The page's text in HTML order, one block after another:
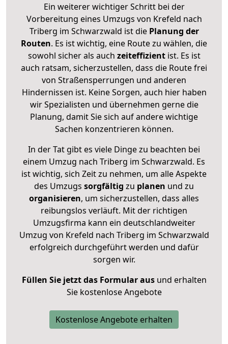
Ein weiterer wichtiger Schritt bei der
Vorbereitung eines Umzugs von Krefeld nach
Triberg im Schwarzwald ist diePlanung der
Routen. Es ist wichtig, eine Route zu wählen, die
sowohl sicher als auch zeiteffizientist. Es ist
auch ratsam, sicherzustellen, dass die Route frei
von Straßensperrungen und anderen
Hindernissen ist. Keine Sorgen, auch hier haben
wir Spezialisten und übernehmen gerne die
Planung, damit Sie sich auf andere wichtige
Sachen konzentrieren können.
In der Tat gibt es viele Dinge zu beachten bei
einem Umzug nach Triberg im Schwarzwald. Es
ist wichtig, sich Zeit zu nehmen, um alle Aspekte
des Umzugs sorgfältig zu planen und zu
organisieren, um sicherzustellen, dass alles
reibungslos verläuft. Mit der richtigen
Umzugsfirma kann ein deutschlandweiter
Umzug von Krefeld nach Triberg im Schwarzwald
erfolgreich durchgeführt werden und dafür
sorgen wir.
Füllen Sie jetzt das Formular ausund erhalten
Sie kostenlose Angebote
Kostenlose Angebote erhalten